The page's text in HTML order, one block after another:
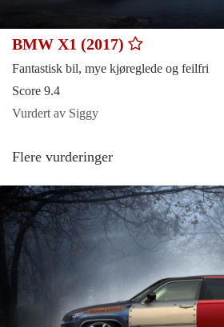
BMW X1 (2017)
Fantastisk bil, mye kjøreglede og feilfri
Score 9.4
Vurdert av Siggy
Flere vurderinger